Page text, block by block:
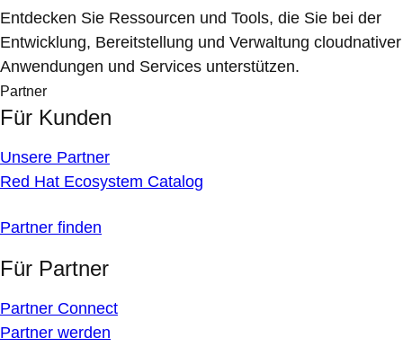
Entdecken Sie Ressourcen und Tools, die Sie bei der
Entwicklung, Bereitstellung und Verwaltung cloudnativer
Anwendungen und Services unterstützen.
Partner
Für Kunden
Unsere Partner
Red Hat Ecosystem Catalog
Partner finden
Für Partner
Partner Connect
Partner werden